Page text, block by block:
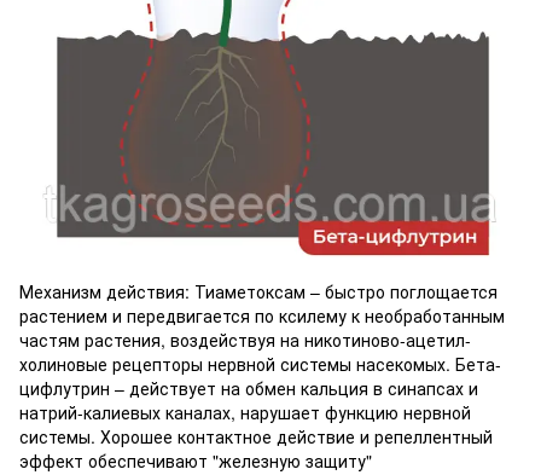
Механизм действия: Тиаметоксам – быстро поглощается
растением и передвигается по ксилему к необработанным
частям растения, воздействуя на никотиново-ацетил-
холиновые рецепторы нервной системы насекомых. Бета-
цифлутрин – действует на обмен кальция в синапсах и
натрий-калиевых каналах, нарушает функцию нервной
системы. Хорошее контактное действие и репеллентный
эффект обеспечивают "железную защиту"